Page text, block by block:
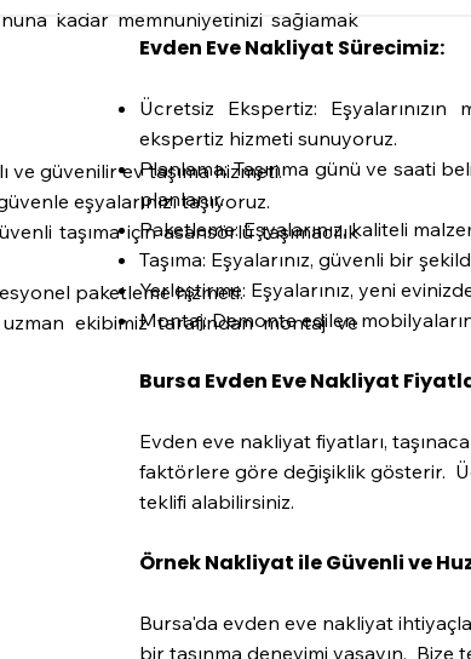
kadar memnuniyetinizi sağlamak
ve güvenilir ev taşıma hizmeti.
eşyalarınızı taşıyoruz.
taşıma için asansörlü taşımacılık
paketleme hizmeti.
ekibimiz tarafından montaj ve
Evden Eve Nakliyat Sürecimiz:
Ücretsiz Ekspertiz: Eşyalarınızın
ekspertiz hizmeti sunuyoruz.
Planlama: Taşınma günü ve saati
planlanır.
Paketleme: Eşyalarınız, kaliteli
Taşıma: Eşyalarınız, güvenli bir
Yerleştirme: Eşyalarınız, yeni
Montaj: Demonte edilen
Bursa Evden Eve Nakliyat
Evden eve nakliyat fiyatları,
faktörlere göre değişiklik gösterir.
teklifi alabilirsiniz.
Örnek Nakliyat ile Güvenli ve
Bursa'da evden eve nakliyat
bir taşınma deneyimi yaşayın. Bize